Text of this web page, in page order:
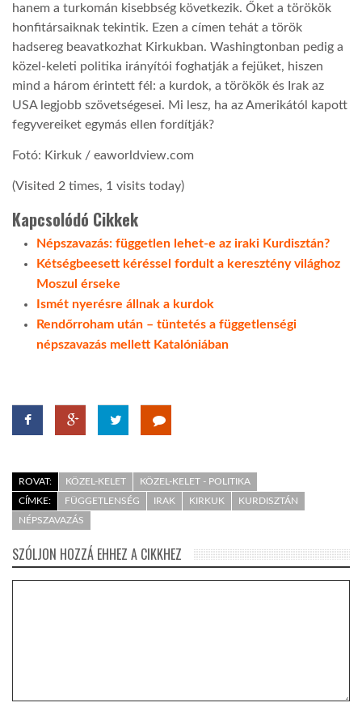
hanem a turkomán kisebbség következik. Őket a törökök
honfitársaiknak tekintik. Ezen a címen tehát a török
hadsereg beavatkozhat Kirkukban. Washingtonban pedig a
közel-keleti politika irányítói foghatják a fejüket, hiszen
mind a három érintett fél: a kurdok, a törökök és Irak az
USA legjobb szövetségesei. Mi lesz, ha az Amerikától kapott
fegyvereiket egymás ellen fordítják?
Fotó: Kirkuk / eaworldview.com
(Visited 2 times, 1 visits today)
Kapcsolódó Cikkek
Népszavazás: független lehet-e az iraki Kurdisztán?
Kétségbeesett kéréssel fordult a keresztény világhoz
Moszul érseke
Ismét nyerésre állnak a kurdok
Rendőrroham után – tüntetés a függetlenségi
népszavazás mellett Katalóniában
ROVAT: KÖZEL-KELET
KÖZEL-KELET - POLITIKA
CÍMKE:
FÜGGETLENSÉG IRAK KIRKUK
KURDISZTÁN
NÉPSZAVAZÁS
SZÓLJON HOZZÁ EHHEZ A CIKKHEZ